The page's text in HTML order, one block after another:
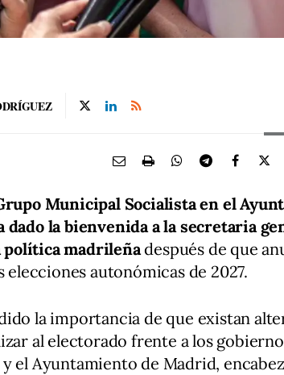
Municipal Socialista en el
dado la bienvenida a la secretaria
política madrileñadespués de que
autonómicas de 2027.
la importancia de que existan
al electorado frente a los
el Ayuntamiento de Madrid,